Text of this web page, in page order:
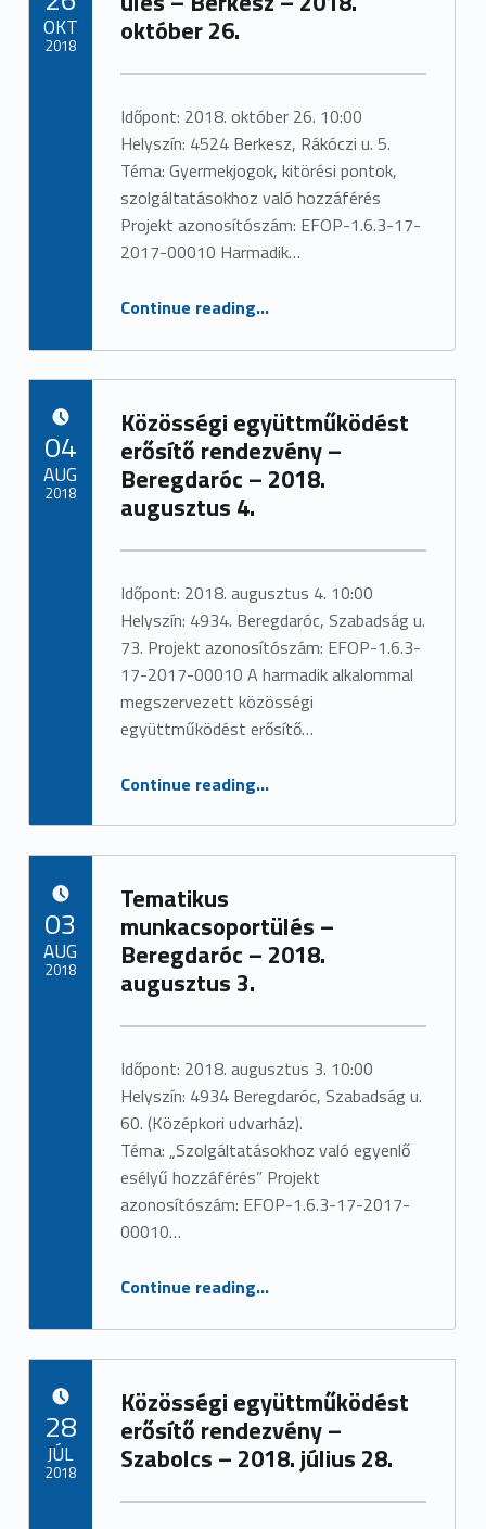
október 26.
Időpont: 2018. október 26. 10:00
Helyszín: 4524 Berkesz, Rákóczi u. 5.
Téma: Gyermekjogok, kitörési pontok,
szolgáltatásokhoz való hozzáférés
Projekt azonosítószám: EFOP-1.6.3-17-
2017-00010 Harmadik…
Continue reading“Tematikus munkacsoport ülés – Berkesz – 2018. október 26.”
…
OKT
2018
Közösségi együttműködést
erősítő rendezvény –
Beregdaróc – 2018.
augusztus 4.
Időpont: 2018. augusztus 4. 10:00
Helyszín: 4934. Beregdaróc, Szabadság u.
73. Projekt azonosítószám: EFOP-1.6.3-
17-2017-00010 A harmadik alkalommal
megszervezett közösségi
együttműködést erősítő…
Continue reading“Közösségi együttműködést erősítő rendezvény – Beregdaróc – 2018. augusztus 4.”…
04
AUG
2018
Tematikus
munkacsoportülés –
Beregdaróc – 2018.
augusztus 3.
Időpont: 2018. augusztus 3. 10:00
Helyszín: 4934 Beregdaróc, Szabadság u.
60. (Középkori udvarház).
Téma: „Szolgáltatásokhoz való egyenlő
esélyű hozzáférés” Projekt
azonosítószám: EFOP-1.6.3-17-2017-
00010…
Continue reading“Tematikus munkacsoportülés – Beregdaróc – 2018. augusztus 3.”…
03
AUG
2018
Közösségi együttműködést
erősítő rendezvény –
Szabolcs – 2018. július 28.
28
JÚL
2018